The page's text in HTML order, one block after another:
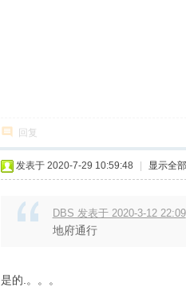
回复
发表于 2020-7-29 10:59:48 显示全
DBS 发表于 2020-3-12 22:09
地府通行
是的.。。。